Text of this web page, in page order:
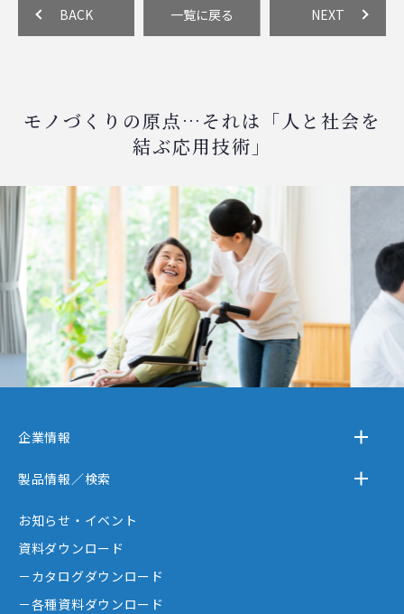
BACK NEXT
一覧に戻る
モノづくりの原点…それは「人と社会を
結ぶ応用技術」
企業情報
－企業情報
－テクノスジャパンが選ばれる理由
－創業者大西秀憲ヒストリー
製品情報／検索
お知らせ・イベント
資料ダウンロード
－カタログダウンロード
－各種資料ダウンロード